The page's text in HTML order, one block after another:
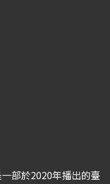
部於2020年播出的臺